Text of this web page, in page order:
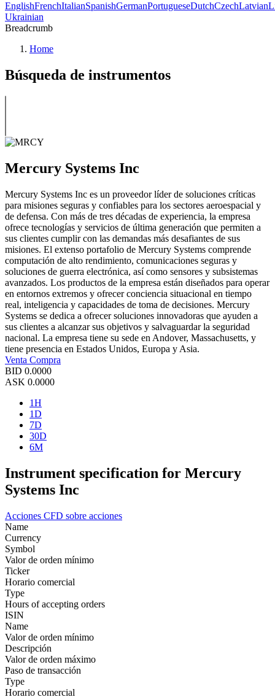
EnglishFrenchItalianSpanishGermanPortugueseDutchCzechLatvian
Ukrainian
Breadcrumb
Home
Búsqueda de instrumentos
Mercury Systems Inc
Mercury Systems Inc es un proveedor líder de soluciones críticas
para misiones seguras y confiables para los sectores aeroespacial y
de defensa. Con más de tres décadas de experiencia, la empresa
ofrece tecnologías y servicios de última generación que permiten a
sus clientes cumplir con las demandas más desafiantes de sus
misiones. El extenso portafolio de Mercury Systems comprende
computación de alto rendimiento, comunicaciones seguras y
soluciones de guerra electrónica, así como sensores y subsistemas
avanzados. Los productos de la empresa están diseñados para operar
en entornos extremos y ofrecer conciencia situacional en tiempo
real, inteligencia y capacidades de toma de decisiones. Mercury
Systems se dedica a ofrecer soluciones innovadoras que ayuden a
sus clientes a alcanzar sus objetivos y salvaguardar la seguridad
nacional. La empresa tiene su sede en Andover, Massachusetts, y
tiene presencia en Estados Unidos, Europa y Asia.
Venta Compra
BID 0.0000
ASK 0.0000
1H
1D
7D
30D
6M
Instrument specification for Mercury
Systems Inc
Acciones CFD sobre acciones
Name
Currency
Symbol
Valor de orden mínimo
Ticker
Horario comercial
Type
Hours of accepting orders
ISIN
Name
Valor de orden mínimo
Descripción
Valor de orden máximo
Paso de transacción
Type
Horario comercial